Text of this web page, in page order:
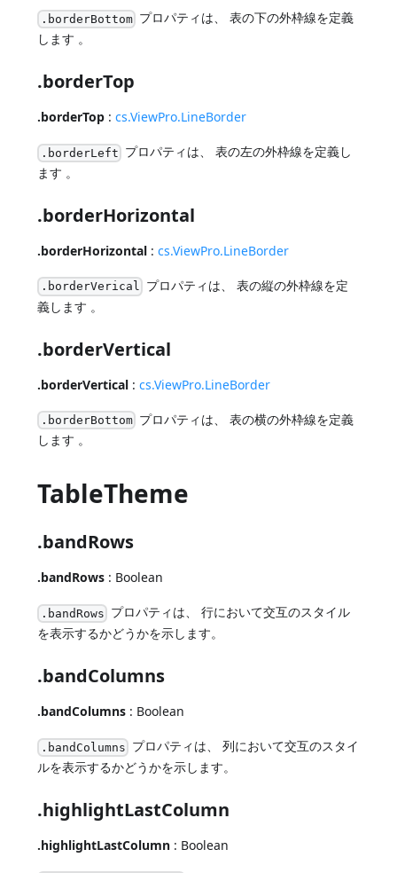
.borderBottom プロパティは、 表の下の外枠線を定義
します 。
.borderTop
.borderTop :cs.ViewPro.LineBorder
.borderLeft プロパティは、 表の左の外枠線を定義し
ます 。
.borderHorizontal
.borderHorizontal :cs.ViewPro.LineBorder
.borderVerical プロパティは、 表の縦の外枠線を定
義します 。
.borderVertical
.borderVertical :cs.ViewPro.LineBorder
.borderBottom プロパティは、 表の横の外枠線を定義
します 。
TableTheme
.bandRows
.bandRows : Boolean
.bandRows プロパティは、 行において交互のスタイル
を表示するかどうかを示します。
.bandColumns
.bandColumns : Boolean
.bandColumns プロパティは、 列において交互のスタイ
ルを表示するかどうかを示します。
.highlightLastColumn
.highlightLastColumn : Boolean